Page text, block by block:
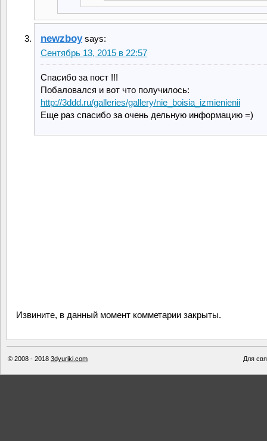
newzboy says:
Сентябрь 13, 2015 в 22:57
Спасибо за пост !!!
Побаловался и вот что получилось:
http://3ddd.ru/galleries/gallery/nie_boisia_izmienienii
Еще раз спасибо за очень дельную информацию =)
Извините, в данный момент комметарии закрыты.
© 2008 - 2018 3dyuriki.com Для